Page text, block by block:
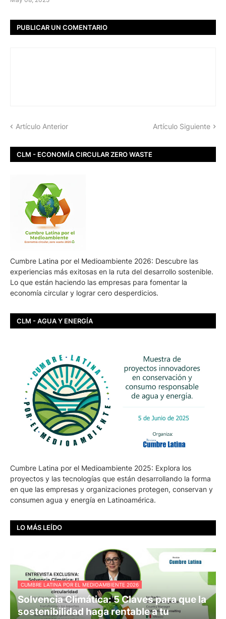
PUBLICAR UN COMENTARIO
Artículo Anterior Artículo Siguiente
CLM - ECONOMÍA CIRCULAR ZERO WASTE
Cumbre Latina por el Medioambiente 2026: Descubre las
experiencias más exitosas en la ruta del desarrollo sostenible.
Lo que están haciendo las empresas para fomentar la
economía circular y lograr cero desperdicios.
CLM - AGUA Y ENERGÍA
Cumbre Latina por el Medioambiente 2025: Explora los
proyectos y las tecnologías que están desarrollando la forma
en que las empresas y organizaciones protegen, conservan y
consumen agua y energía en Latinoamérica.
LO MÁS LEÍDO
CUMBRE LATINA POR EL MEDIOAMBIENTE 2026
Solvencia Climática: 5 Claves para que la
sostenibilidad haga rentable a tu